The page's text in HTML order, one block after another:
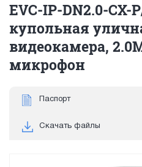
EVC-IP-DN2.0-CX-
купольная
видеокамера,
микрофон
Паспорт
Скачать файлы